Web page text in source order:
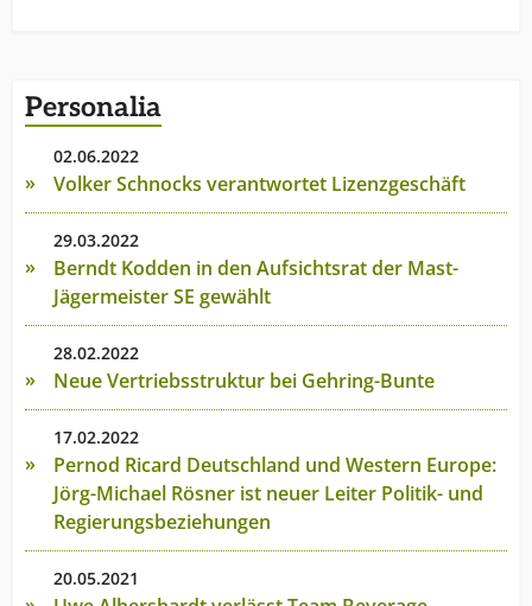
Personalia
02.06.2022
Volker Schnocks verantwortet Lizenzgeschäft
29.03.2022
Berndt Kodden in den Aufsichtsrat der Mast-
Jägermeister SE gewählt
28.02.2022
Neue Vertriebsstruktur bei Gehring-Bunte
17.02.2022
Pernod Ricard Deutschland und Western Europe:
Jörg-Michael Rösner ist neuer Leiter Politik- und
Regierungsbeziehungen
20.05.2021